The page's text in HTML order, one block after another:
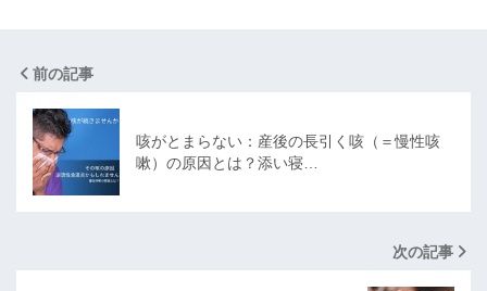
前の記事
咳がとまらない：産後の長引く咳（＝慢性咳
嗽）の原因とは？添い寝…
次の記事